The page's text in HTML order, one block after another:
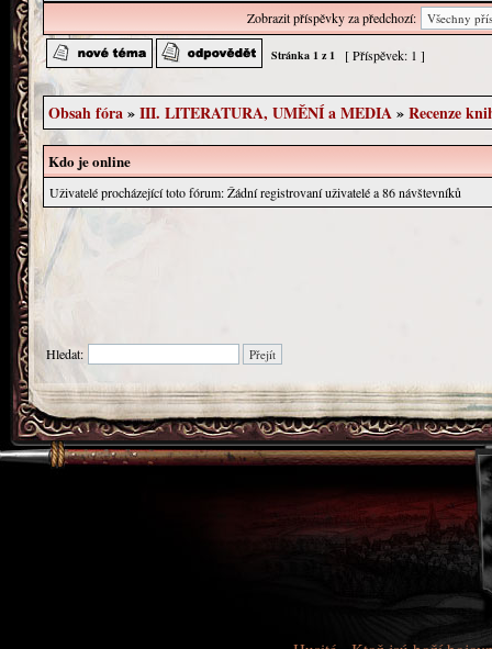
Zobrazit příspěvky za předchozí:
Stránka 1 z 1 [ Příspěvek: 1 ]
Obsah fóra»III. LITERATURA, UMĚNÍ a MEDIA»Recenze
Kdo je online
Uživatelé procházející toto fórum: Žádní registrovaní uživatelé a 86 návštevníků
Hledat: